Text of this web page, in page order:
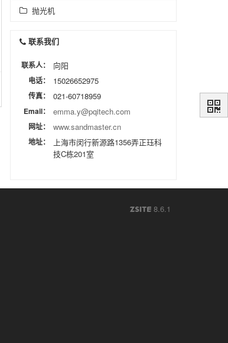
抛光机
联系我们
联系人： 向阳
电话： 15026652975
传真： 021-60718959
Email： emma.y@pqitech.com
网址： www.sandmaster.cn
地址：
上海市闵行新源路1356弄正珏科
技C栋201室
8.6.1